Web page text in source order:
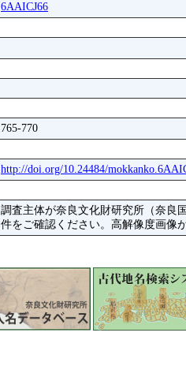
6AAICJ66
765-770
http://doi.org/10.24484/
調査主体が奈良文化財研究所（奈良
件をご確認ください。高解像度画像